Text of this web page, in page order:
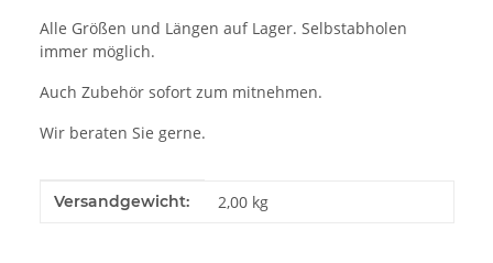
Alle Größen und Längen auf Lager. Selbstabholen
immer möglich.
Auch Zubehör sofort zum mitnehmen.
Wir beraten Sie gerne.
Produkteigenschaft
Wert
Versandgewicht: 2,00 kg